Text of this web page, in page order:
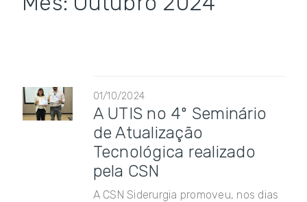
01/10/2024
A UTIS no 4º Seminário
de Atualização
Tecnológica realizado
pela CSN
A CSN Siderurgia promoveu, nos dias